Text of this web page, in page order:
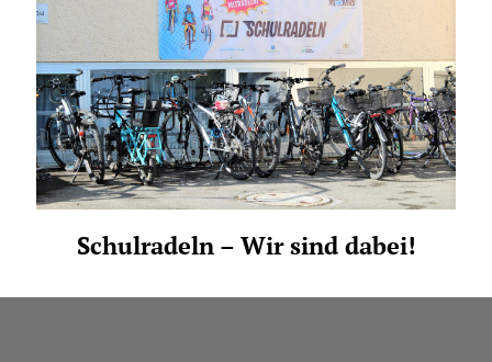
Schulradeln – Wir sind dabei!